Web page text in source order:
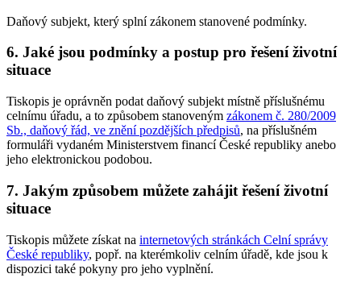
Daňový subjekt, který splní zákonem stanovené podmínky.
6. Jaké jsou podmínky a postup pro řešení životní
situace
Tiskopis je oprávněn podat daňový subjekt místně příslušnému
celnímu úřadu, a to způsobem stanoveným zákonem č. 280/2009
Sb., daňový řád, ve znění pozdějších předpisů, na příslušném
formuláři vydaném Ministerstvem financí České republiky anebo
jeho elektronickou podobou.
7. Jakým způsobem můžete zahájit řešení životní
situace
Tiskopis můžete získat na internetových stránkách Celní správy
České republiky, popř. na kterémkoliv celním úřadě, kde jsou k
dispozici také pokyny pro jeho vyplnění.